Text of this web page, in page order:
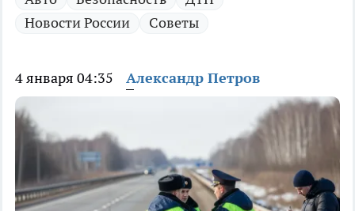
Новости России
Советы
4 января 04:35 Александр Петров